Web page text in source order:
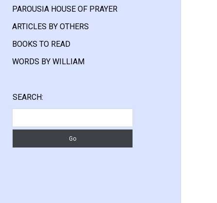
PAROUSIA HOUSE OF PRAYER
ARTICLES BY OTHERS
BOOKS TO READ
WORDS BY WILLIAM
Sidebar
SEARCH: